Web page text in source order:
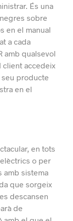
És una
sobre
en el manual
a cada
amb qualsevol
client accedeix
producte
en el
en tots
o per
amb sistema
que sorgeix
descansen
de